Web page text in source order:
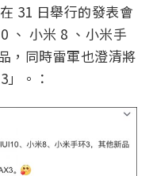
31 日舉行的發表會
、 小米 8 、小米手
，同時雷軍也澄清將
。：